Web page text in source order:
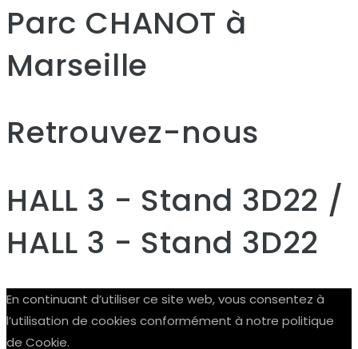
Parc CHANOT à
Marseille
Retrouvez-nous
HALL 3 - Stand 3D22 /
HALL 3 - Stand 3D22
En continuant d’utiliser ce site web, vous consentez à
l’utilisation de cookies conformément à notre politique
de Cookie.